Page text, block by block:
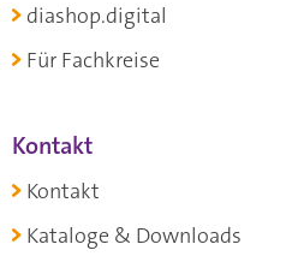
diashop.digital
Für Fachkreise
Kontakt
Kontakt
Kataloge & Downloads